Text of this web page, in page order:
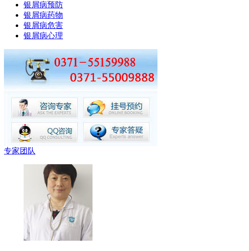
银屑病预防
银屑病药物
银屑病危害
银屑病心理
专家团队